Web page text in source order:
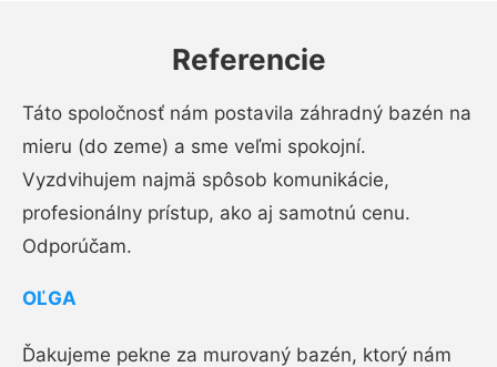
Referencie
Táto spoločnosť nám postavila záhradný bazén na
mieru (do zeme) a sme veľmi spokojní.
Vyzdvihujem najmä spôsob komunikácie,
profesionálny prístup, ako aj samotnú cenu.
Odporúčam.
OĽGA
Ďakujeme pekne za murovaný bazén, ktorý nám